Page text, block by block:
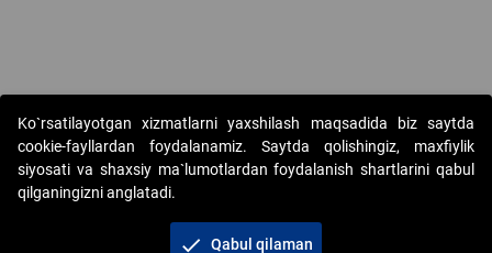
Copyright © 2017-2026. "Elektron onlayn-auksionlarni tashkil etish"
AJ. Barcha huquqlar himoyalangan
Ko`rsatilayotgan xizmatlarni yaxshilash maqsadida biz saytda
cookie-fayllardan foydalanamiz. Saytda qolishingiz, maxfiylik
siyosati va shaxsiy ma`lumotlardan foydalanish shartlarini qabul
qilganingizni anglatadi.
check Qabul qilaman